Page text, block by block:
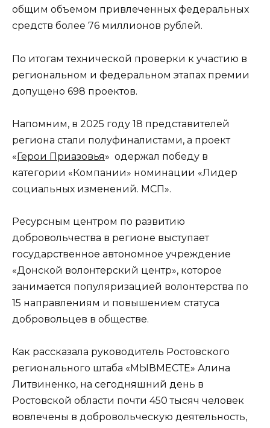
общим объемом привлеченных федеральных
средств более 76 миллионов рублей.
По итогам технической проверки к участию в
региональном и федеральном этапах премии
допущено 698 проектов.
Напомним, в 2025 году 18 представителей
региона стали полуфиналистами, а проект
«Герои Приазовья» одержал победу в
категории «Компании» номинации «Лидер
социальных изменений. МСП».
Ресурсным центром по развитию
добровольчества в регионе выступает
государственное автономное учреждение
«Донской волонтерский центр», которое
занимается популяризацией волонтерства по
15 направлениям и повышением статуса
добровольцев в обществе.
Как рассказала руководитель Ростовского
регионального штаба «МЫВМЕСТЕ» Алина
Литвиненко, на сегодняшний день в
Ростовской области почти 450 тысяч человек
вовлечены в добровольческую деятельность,